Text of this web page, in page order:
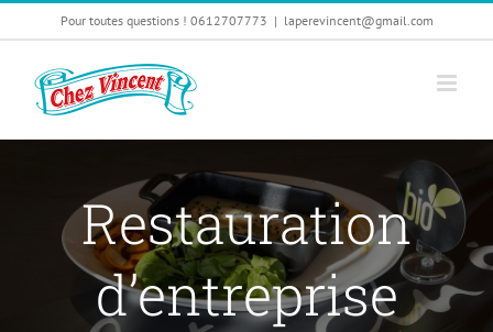
au
contenu
Pour toutes questions ! 0612707773 | laperevincent@gmail.com
Restauration
d’entreprise